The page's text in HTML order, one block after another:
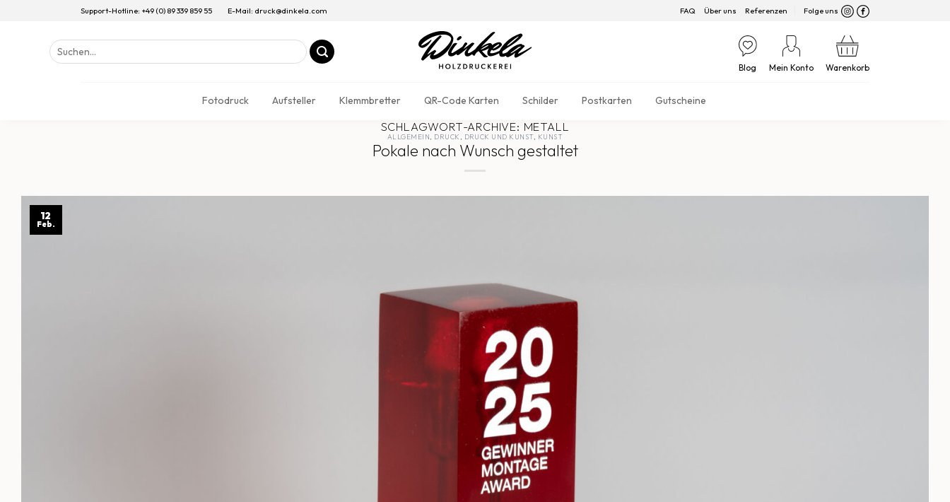
Support-Hotline: +49 (0) 89 339 859 55 E-Mail: druck@dinkela.com FAQ Über uns Referenzen Folge uns
Suchen
nach:
Blog Mein Konto Warenkorb
Fotodruck Aufsteller Klemmbretter QR-Code Karten Schilder Postkarten Gutscheine
SCHLAGWORT-ARCHIVE: METALL
ALLGEMEIN, DRUCK , DRUCK UND KUNST, KUNST
Pokale nach Wunsch gestaltet
12
Feb.